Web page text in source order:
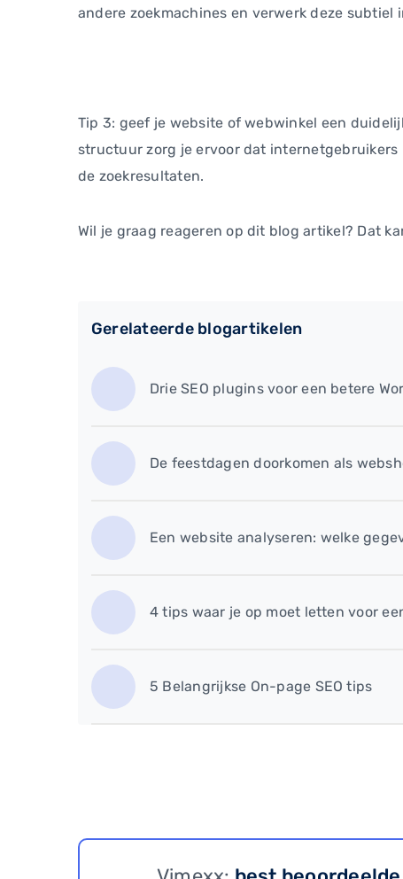
andere zoekmachines en verwerk deze
Tip 3: geef je website of webwinkel een
structuur zorg je ervoor dat internetgebruikers
de zoekresultaten.
Wil je graag reageren op dit blog artikel? Dat
Gerelateerde blogartikelen
Drie SEO plugins voor een betere
De feestdagen doorkomen als
Een website analyseren: welke
4 tips waar je op moet letten voor
5 Belangrijkse On-page SEO tips